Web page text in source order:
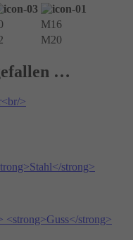
M16
M20
…